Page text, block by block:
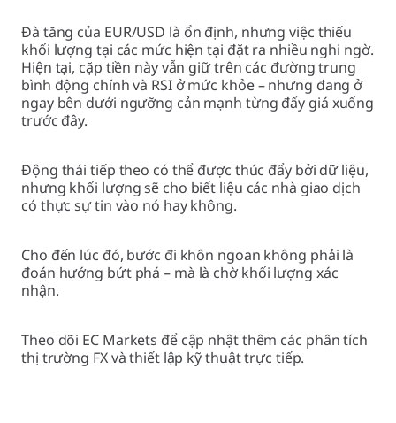
Đà tăng của EUR/USD là ổn định, nhưng việc thiếu
khối lượng tại các mức hiện tại đặt ra nhiều nghi ngờ.
Hiện tại, cặp tiền này vẫn giữ trên các đường trung
bình động chính và RSI ở mức khỏe – nhưng đang ở
ngay bên dưới ngưỡng cản mạnh từng đẩy giá xuống
trước đây.
Động thái tiếp theo có thể được thúc đẩy bởi dữ liệu,
nhưng khối lượng sẽ cho biết liệu các nhà giao dịch
có thực sự tin vào nó hay không.
Cho đến lúc đó, bước đi khôn ngoan không phải là
đoán hướng bứt phá – mà là chờ khối lượng xác
nhận.
Theo dõi EC Markets để cập nhật thêm các phân tích
thị trường FX và thiết lập kỹ thuật trực tiếp.